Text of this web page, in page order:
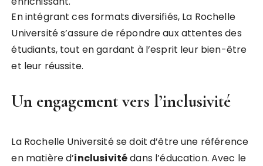
En intégrant ces formats diversifiés, La Rochelle
Université s’assure de répondre aux attentes des
étudiants, tout en gardant à l’esprit leur bien-être
et leur réussite.
Un engagement vers l’inclusivité
La Rochelle Université se doit d’être une référence
en matière d’inclusivitédans l’éducation. Avec le